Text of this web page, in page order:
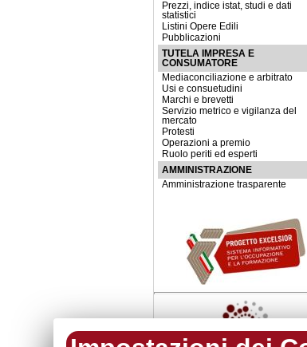
Prezzi, indice istat, studi e dati
statistici
Listini Opere Edili
Pubblicazioni
TUTELA IMPRESA E
CONSUMATORE
Mediaconciliazione e arbitrato
Usi e consuetudini
Marchi e brevetti
Servizio metrico e vigilanza del
mercato
Protesti
Operazioni a premio
Ruolo periti ed esperti
AMMINISTRAZIONE
Amministrazione trasparente